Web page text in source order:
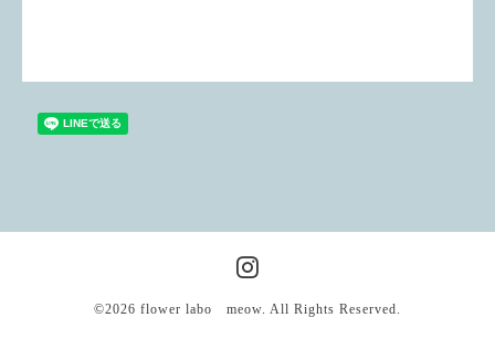
©2026 flower labo meow. All Rights Reserved.